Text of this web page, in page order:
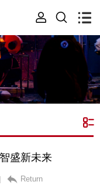
盛新未来
| Return